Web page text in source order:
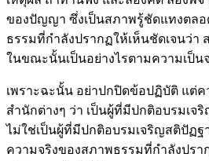
ของปัญญา ซึ่งเป็นสภาพรู้ชัดแทงตล
ธรรมที่กำลังปรากฏให้เห็นชัดเจนว่า
ในขณะนั้นเป็นอย่างไรตามความเป็น
เพราะฉะนั้น อย่าปกปิดข้อปฏิบัติ แต่
สำนักต่างๆ ว่า เป็นผู้ที่มีปกติอบรมเจ
ไม่ใช่เป็นผู้ที่มีปกติอบรมเจริญสติปัฏฐ
ความจริงของสภาพธรรมที่กำลังปร